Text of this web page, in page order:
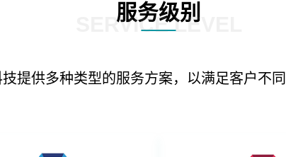
服务级别
SERVICE LEVEL
提供多种类型的服务方案，以满足客户不